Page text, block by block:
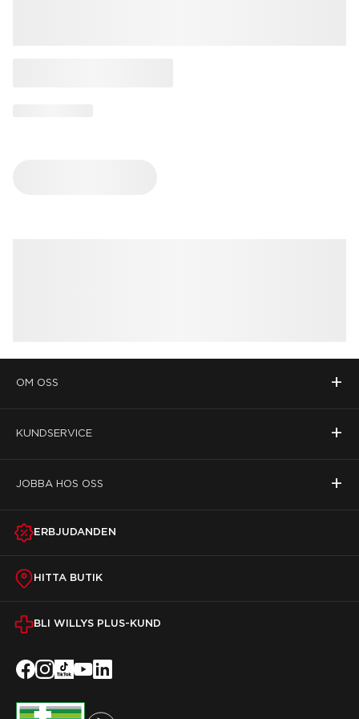
OM OSS +
KUNDSERVICE +
JOBBA HOS OSS +
ERBJUDANDEN
HITTA BUTIK
BLI WILLYS PLUS-KUND